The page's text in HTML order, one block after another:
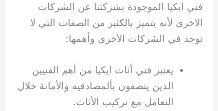
فني ايكيا الموجودة بشركتنا عن الشركات
الاخرى لأنه يتميز بالكثير من الصفات التي لا
توجد في الشركات الأخرى وأهمها:
يعتبر فني أثاث ايكيا من أهم الفنيين
الذين يتصفون بألمصادقيه والأمانة خلال
التعامل مع تركيب الأثاث.